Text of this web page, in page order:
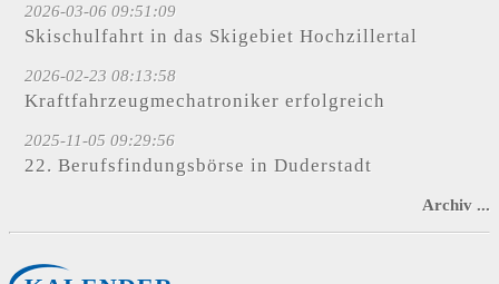
2026-03-06 09:51:09
Skischulfahrt in das Skigebiet Hochzillertal
2026-02-23 08:13:58
Kraftfahrzeugmechatroniker erfolgreich
2025-11-05 09:29:56
22. Berufsfindungsbörse in Duderstadt
Archiv ...